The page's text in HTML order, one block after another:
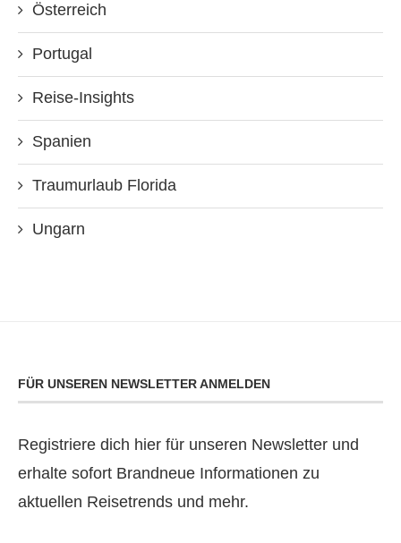
Österreich
Portugal
Reise-Insights
Spanien
Traumurlaub Florida
Ungarn
FÜR UNSEREN NEWSLETTER ANMELDEN
Registriere dich hier für unseren Newsletter und
erhalte sofort Brandneue Informationen zu
aktuellen Reisetrends und mehr.